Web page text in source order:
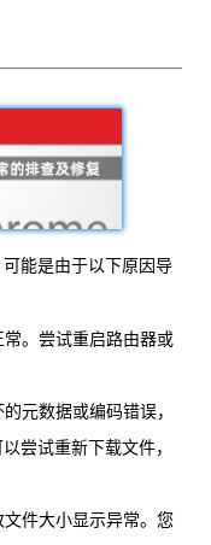
能是由于以下原因导
。尝试重启路由器或
元数据或编码错误，
尝试重新下载文件，
件大小显示异常。您